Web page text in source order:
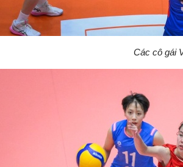
Các cô gái